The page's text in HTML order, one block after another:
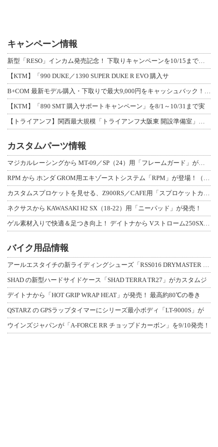
キャンペーン情報
新型「RESO」インカム発売記念！ 下取りキャンペーンを10/15まで延長して開
【KTM】「990 DUKE／1390 SUPER DUKE R EVO 購入サ
B+COM 最新モデル購入・下取りで最大9,000円をキャッシュバック！「B+F
【KTM】「890 SMT 購入サポートキャンペーン」を8/1～10/31まで実
【トライアンフ】関西最大規模「トライアンフ大阪東 開設準備室」がオープン！ 限定
カスタムパーツ情報
マジカルレーシングから MT-09／SP（24）用「フレームガード」が登場！
RPM から ホンダ GROM用エキゾーストシステム「RPM」が登場！（動画あり
カスタムスプロケットを見せる、Z900RS／CAFE用「スプロケットカバーフルキ
ネクサスから KAWASAKI H2 SX（18-22）用「ニーパッド」が発売！
ゲル素材入りで快適＆足つき向上！ デイトナから Vストローム250SX用「快適ロ
バイク用品情報
アールエスタイチの新ライディングシューズ「RSS016 DRYMASTER スト
SHAD の新型ハードサイドケース「SHAD TERRA TR27」がカスタムジ
デイトナから「HOT GRIP WRAP HEAT」が発売！ 最高約80℃の巻き
QSTARZ の GPSラップタイマーにシリーズ最小ボディ「LT-9000S」が
ウインズジャパンが「A-FORCE RR チョップドカーボン」を9/10発売！